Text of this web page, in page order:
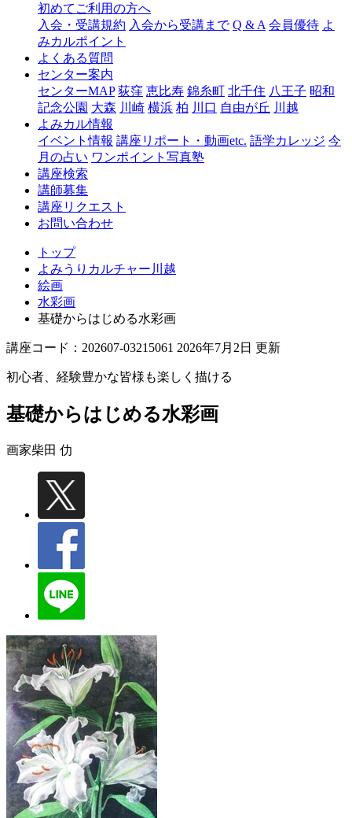
ャ
越
初めてご利用の方へ
入会・受講規約 入会から受講まで Q & A 会員優待 よ
みカルポイント
よくある質問
センター案内
センターMAP 荻窪 恵比寿 錦糸町 北千住 八王子 昭和
記念公園 大森 川崎 横浜 柏 川口 自由が丘 川越
よみカル情報
イベント情報 講座リポート・動画etc. 語学カレッジ 今
月の占い ワンポイント写真塾
講座検索
講師募集
講座リクエスト
お問い合わせ
トップ
よみうりカルチャー川越
絵画
水彩画
基礎からはじめる水彩画
講座コード：202607-03215061 2026年7月2日 更新
初心者、経験豊かな皆様も楽しく描ける
基礎からはじめる水彩画
画家柴田 仂